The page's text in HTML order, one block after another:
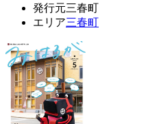
発行元三春町
エリア三春町